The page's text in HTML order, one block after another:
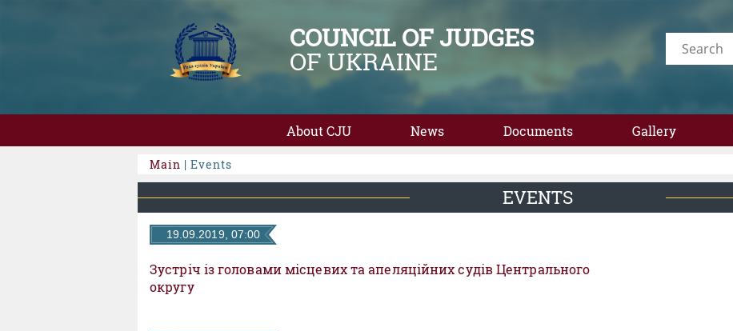
COUNCIL OF JUDGES
OF UKRAINE
About CJU News Documents Gallery
Main | Events
EVENTS
19.09.2019, 07:00
Зустріч із головами місцевих та апеляційних судів Центрального
округу